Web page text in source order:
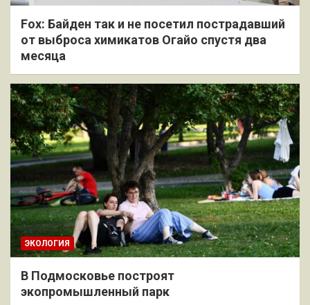
Fox: Байден так и не посетил пострадавший
от выброса химикатов Огайо спустя два
месяца
ЭКОЛОГИЯ
В Подмосковье построят
экопромышленный парк